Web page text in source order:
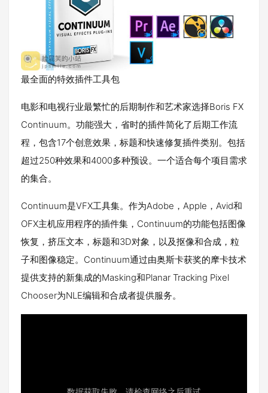
最全面的特效插件工具包
电影和电视行业最繁忙的后期制作和艺术家选择Boris FX
Continuum。功能强大，省时的插件简化了后期工作流
程，包含17个创意效果，标题和快速修复插件类别。包括
超过250种效果和4000多种预设。一个适合每个项目需求
的集合。
Continuum是VFX工具集。作为Adobe，Apple，Avid和
OFX主机应用程序的插件集，Continuum的功能包括图像
恢复，挤压文本，标题和3D对象，以及抠像和合成，粒
子和图像稳定。Continuum通过由奥斯卡获奖的摩卡技术
提供支持的新集成的Masking和Planar Tracking Pixel
Chooser为NLE编辑和合成者提供服务。